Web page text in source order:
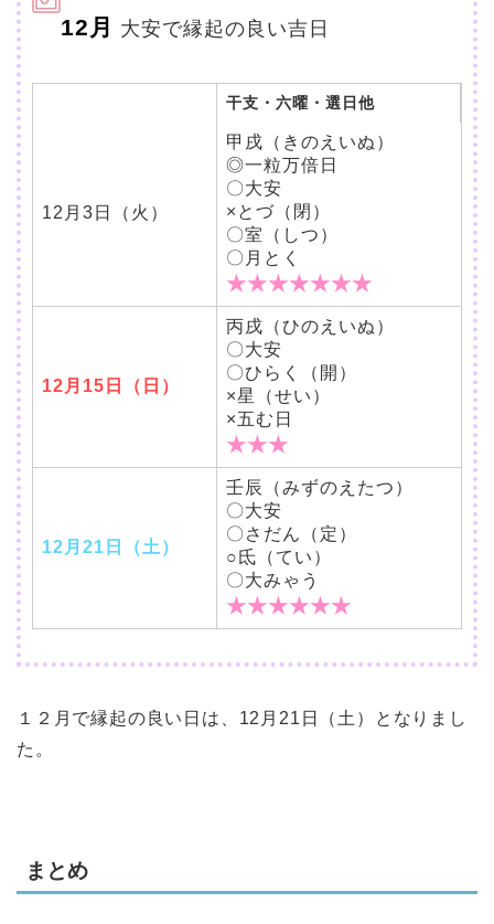
12月 大安で縁起の良い吉日
干支・六曜・選日他
12月3日（火）
甲戌（きのえいぬ）
◎一粒万倍日
〇大安
×とづ（閉）
〇室（しつ）
〇月とく
★★★★★★★
12月15日（日）
丙戌（ひのえいぬ）
〇大安
〇ひらく（開）
×星（せい）
×五む日
★★★
12月21日（土）
壬辰（みずのえたつ）
〇大安
〇さだん（定）
○氐（てい）
〇大みゃう
★★★★★★
１２月で縁起の良い日は、12月21日（土）となりまし
た。
まとめ